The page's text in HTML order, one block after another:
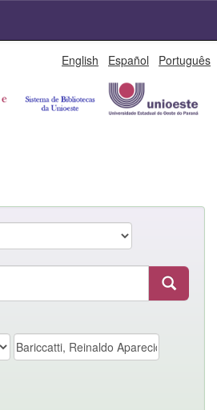
English Español Português